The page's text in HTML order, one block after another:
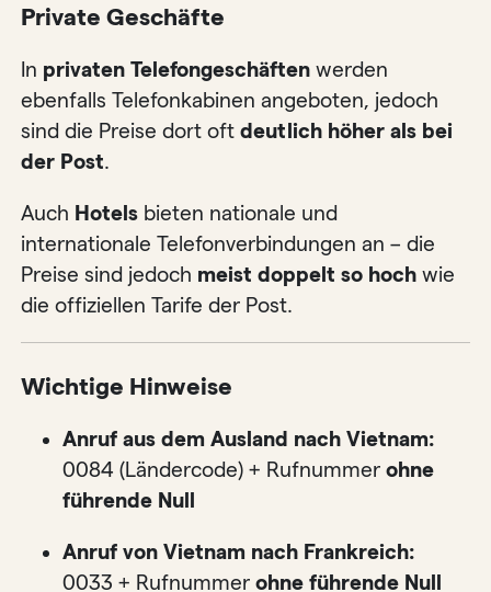
Private Geschäfte
In privaten Telefongeschäften werden
ebenfalls Telefonkabinen angeboten, jedoch
sind die Preise dort oftdeutlich höher als bei
der Post.
Auch Hotels bieten nationale und
internationale Telefonverbindungen an – die
Preise sind jedoch meist doppelt so hoch wie
die offiziellen Tarife der Post.
Wichtige Hinweise
Anruf aus dem Ausland nach Vietnam:
0084 (Ländercode) + Rufnummerohne
führende Null
Anruf von Vietnam nach Frankreich:
0033 + Rufnummerohne führende Null